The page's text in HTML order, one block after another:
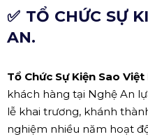
✅ TỔ CHỨC SỰ
AN.
Tổ Chức Sự Kiện Sao
khách hàng tại Nghệ An
lễ khai trương, khánh
nghiệm nhiều năm hoạt